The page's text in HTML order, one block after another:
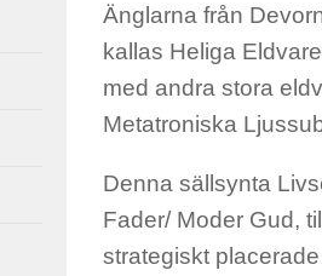
Änglarna från
kallas Heliga
med andra stora
Metatroniska
Denna sällsynta
Fader/ Moder Gud,
strategiskt